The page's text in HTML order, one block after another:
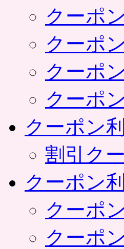
クーポ
クーポ
クーポ
クーポ
クーポン
割引ク
クーポン
クーポ
クーポ